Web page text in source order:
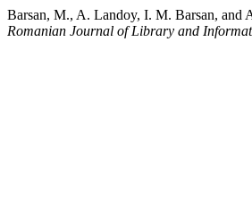
Barsan, M., A. Landoy, I. M. Barsan, and
Romanian Journal of Library and